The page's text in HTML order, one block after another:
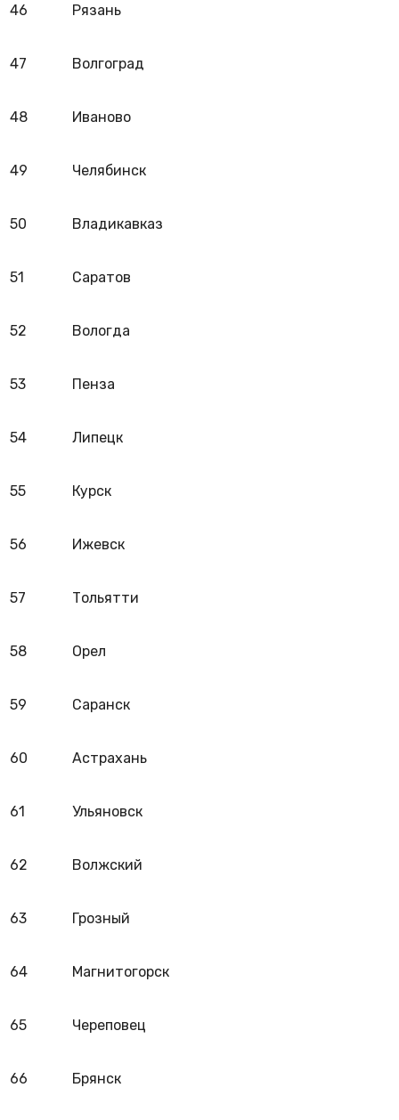
46 Рязань
47 Волгоград
48 Иваново
49 Челябинск
50 Владикавказ
51 Саратов
52 Вологда
53 Пенза
54 Липецк
55 Курск
56 Ижевск
57 Тольятти
58 Орел
59 Саранск
60 Астрахань
61 Ульяновск
62 Волжский
63 Грозный
64 Магнитогорск
65 Череповец
66 Брянск